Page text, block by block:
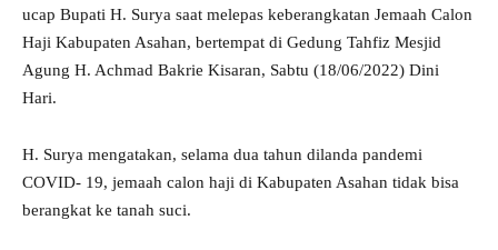
ucap Bupati H. Surya saat melepas keberangkatan Jemaah Calon
Haji Kabupaten Asahan, bertempat di Gedung Tahfiz Mesjid
Agung H. Achmad Bakrie Kisaran, Sabtu (18/06/2022) Dini
Hari.
H. Surya mengatakan, selama dua tahun dilanda pandemi
COVID- 19, jemaah calon haji di Kabupaten Asahan tidak bisa
berangkat ke tanah suci.